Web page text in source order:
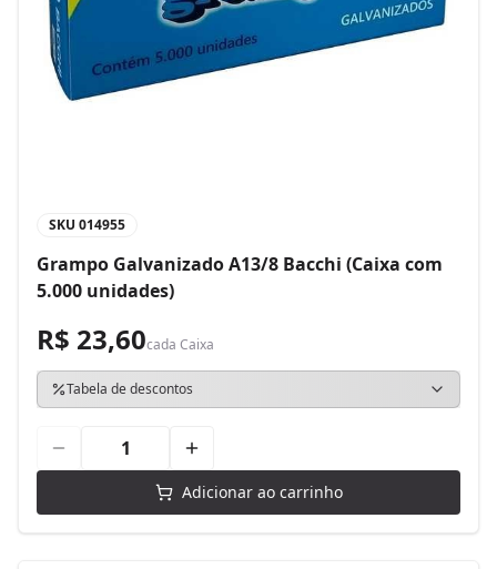
SKU 014955
Grampo Galvanizado A13/8 Bacchi (Caixa com
5.000 unidades)
R$ 23,60cada Caixa
Tabela de descontos
Adicionar ao carrinho